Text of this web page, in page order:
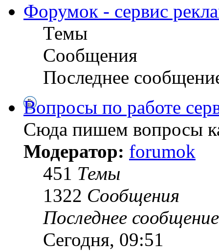
Форумок - сервис
Темы
Сообщения
Последнее
Вопросы по работе
Сюда пишем вопросы
Модератор: forumok
451 Темы
1322 Сообщения
Последнее сообщение
Сегодня, 09:51